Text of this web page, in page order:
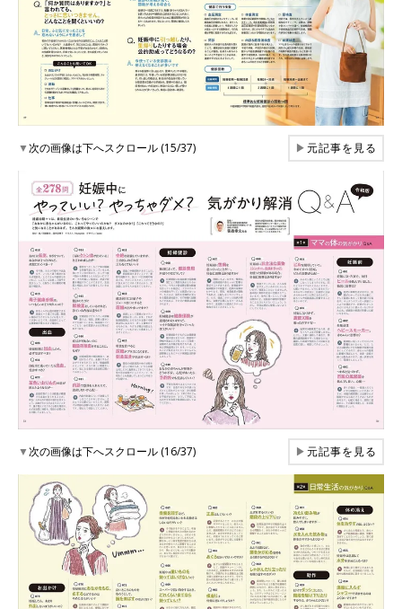
▼次の画像は下へスクロール (15/37) ▶元記事を見る
▼次の画像は下へスクロール (16/37) ▶元記事を見る